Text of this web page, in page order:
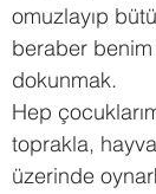
omuzlayıp
beraber
dokunmak.
Hep
toprakla,
üzerinde